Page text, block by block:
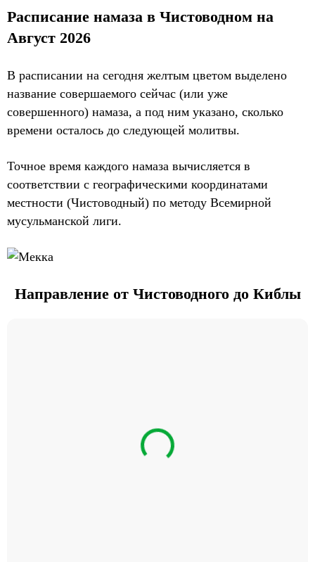
Расписание намаза в Чистоводном на
Август 2026
В расписании на сегодня желтым цветом выделено
название совершаемого сейчас (или уже
совершенного) намаза, а под ним указано, сколько
времени осталось до следующей молитвы.
Точное время каждого намаза вычисляется в
соответствии с географическими координатами
местности (Чистоводный) по методу Всемирной
мусульманской лиги.
Направление от Чистоводного до Киблы